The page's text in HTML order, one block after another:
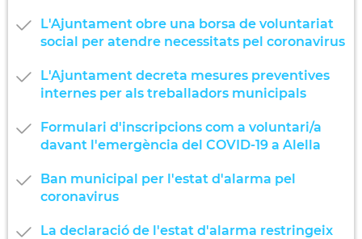
L'Ajuntament obre una borsa de voluntariat
social per atendre necessitats pel coronavirus
L'Ajuntament decreta mesures preventives
internes per als treballadors municipals
Formulari d'inscripcions com a voluntari/a
davant l'emergència del COVID-19 a Alella
Ban municipal per l'estat d'alarma pel
coronavirus
La declaració de l'estat d'alarma restringeix